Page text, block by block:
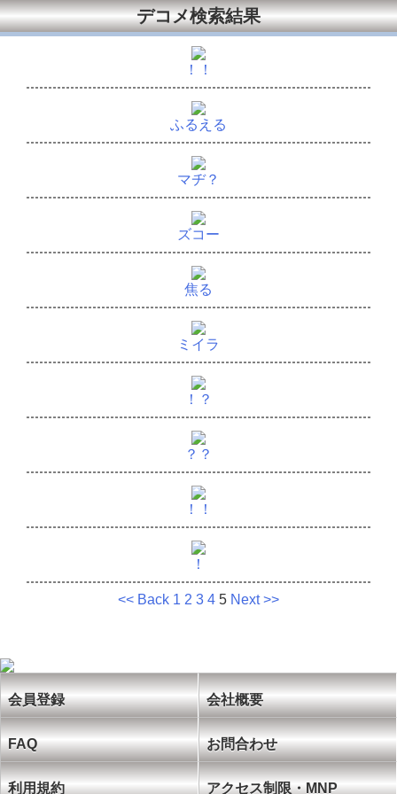
デコメ検索結果
！！
ふるえる
マヂ？
ズコー
焦る
ミイラ
！？
？？
！！
！
<< Back 1 2 3 4 5 Next >>
会員登録 会社概要
FAQ お問合わせ
利用規約 アクセス制限・MNP